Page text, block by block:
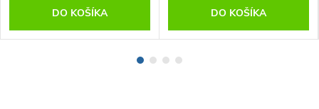
DO KOŠÍKA DO KOŠÍKA